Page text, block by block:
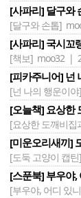
[사파리] 달구와
[달구와 손톱]
[사파리] 국시꼬
[책보] moo32 |
[피카주니어] 넌
[넌 나의 행운이야]
[오늘책] 요상한
[요상한 도깨비집
[미운오리새끼]
[도둑 고양이 캡틴]
[스푼북] 부우야,
[부우야, 어디 있